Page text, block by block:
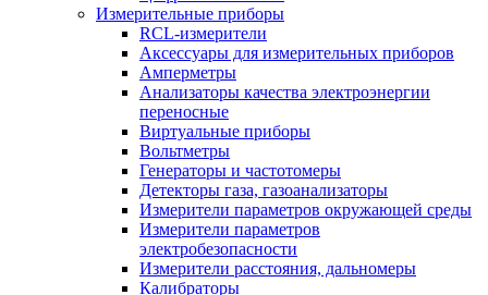
Измерительные приборы
RCL-измерители
Аксессуары для измерительных приборов
Амперметры
Анализаторы качества электроэнергии
переносные
Виртуальные приборы
Вольтметры
Генераторы и частотомеры
Детекторы газа, газоанализаторы
Измерители параметров окружающей среды
Измерители параметров
электробезопасности
Измерители расстояния, дальномеры
Калибраторы